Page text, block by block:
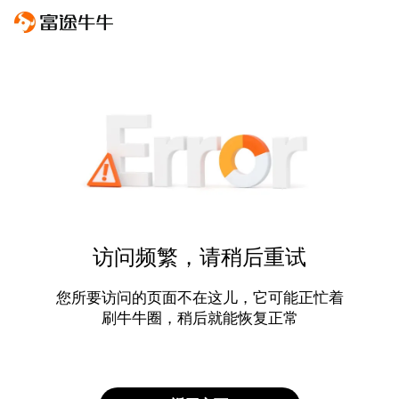
访问频繁，请稍后重试
您所要访问的页面不在这儿，它可能正忙着
刷牛牛圈，稍后就能恢复正常